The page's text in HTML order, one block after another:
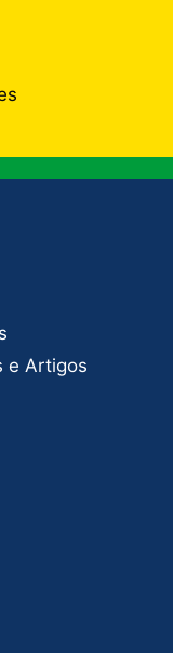
e Artigos